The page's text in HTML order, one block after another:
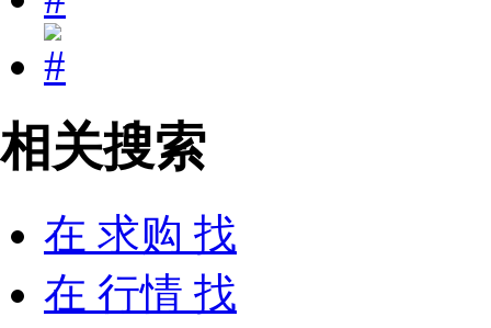
相关搜索
在 求购 找
在 行情 找